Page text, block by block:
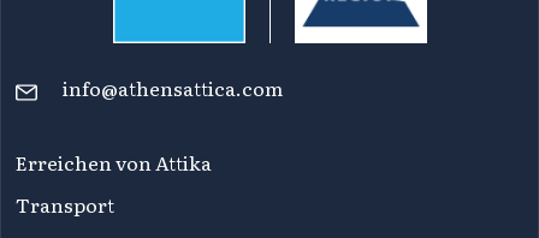
info@athensattica.com
Erreichen von Attika
Transport